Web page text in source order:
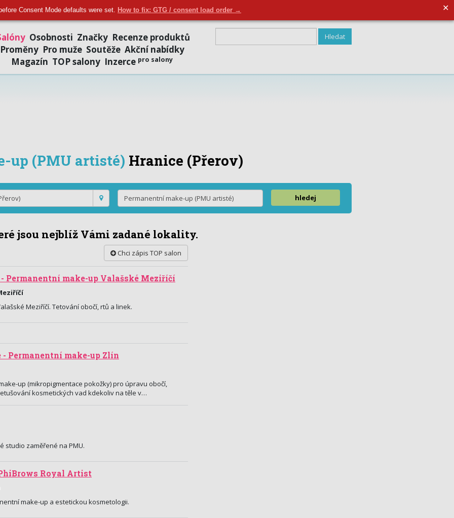
Consent Mode defaults were set. How to fix: GTG / consent load order → ✕
Přidat salon | Přihlásit se | Registrovat se
Osobnosti Značky Recenze produktů
Proměny Pro muže Soutěže Akční nabídky
Magazín TOP salony Inzerce pro salony
up (PMU artisté) Hranice (Přerov)
hledej
jsou nejblíž Vámi zadané lokality.
Chci zápis TOP salon
Permanentní make-up Valašské Meziříčí
Meziříčí. Tetování obočí, rtů a linek.
Permanentní make-up Zlín
up (mikropigmentace pokožky) pro úpravu obočí,
kosmetických vad kdekoliv na těle v…
studio zaměřené na PMU.
Royal Artist
make-up a estetickou kosmetologii.